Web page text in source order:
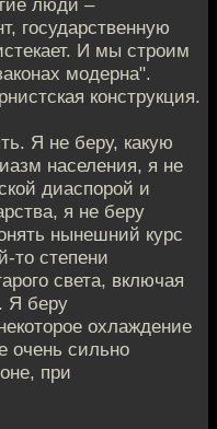
люди –
государственную
И мы строим
модерна".
конструкция.
Я не беру, какую
населения, я не
диаспорой и
я не беру
нынешний курс
то степени
света, включая
Я беру
охлаждение
очень сильно
при